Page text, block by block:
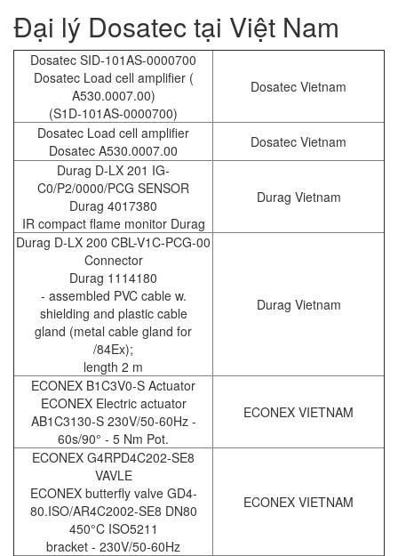
Đại lý Dosatec tại Việt Nam
Dosatec SID-101AS-0000700
Dosatec Load cell amplifier (
A530.0007.00)
(S1D-101AS-0000700)
Dosatec Vietnam
Dosatec Load cell amplifier
Dosatec A530.0007.00
Dosatec Vietnam
Durag D-LX 201 IG-
C0/P2/0000/PCG SENSOR
Durag 4017380
IR compact flame monitor Durag
Durag Vietnam
Durag D-LX 200 CBL-V1C-PCG-00
Connector
Durag 1114180
- assembled PVC cable w.
shielding and plastic cable
gland (metal cable gland for
/84Ex);
length 2 m
Durag Vietnam
ECONEX B1C3V0-S Actuator
ECONEX Electric actuator
AB1C3130-S 230V/50-60Hz -
60s/90° - 5 Nm Pot.
ECONEX VIETNAM
ECONEX G4RPD4C202-SE8
VAVLE
ECONEX butterfly valve GD4-
80.ISO/AR4C2002-SE8 DN80
450°C ISO5211
bracket - 230V/50-60Hz
ECONEX VIETNAM